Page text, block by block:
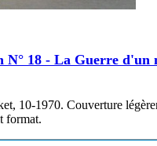
N° 18 - La Guerre d'un
10-1970. Couverture
format.